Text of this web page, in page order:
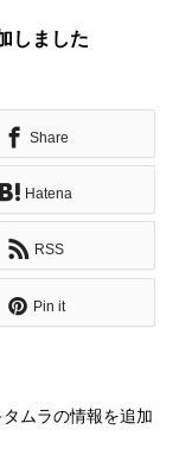
しました
Share
Hatena
RSS
Pin it
ムラの情報を追加